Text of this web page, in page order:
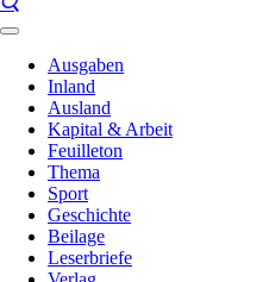
Ausgaben
Inland
Ausland
Kapital & Arbeit
Feuilleton
Thema
Sport
Geschichte
Beilage
Leserbriefe